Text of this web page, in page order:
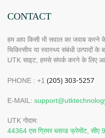
CONTACT
हम आप किसी भी सवाल का जवाब करने
चिकित्सीय या स्वास्थ्य संबंधी उत्पादों के
UTK साइट, हमसे संपर्क करने के लिए
PHONE : +1
E-MAIL:
UTK गोदाम:
44364 एस ग्रिमर ब्लाव्ड फ्रेमोंट, सीए